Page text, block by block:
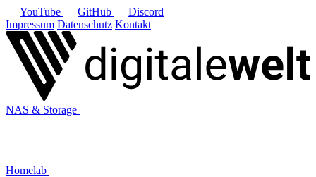
YouTube GitHub
Discord
Impressum Datenschutz Kontakt
NAS & Storage
Homelab